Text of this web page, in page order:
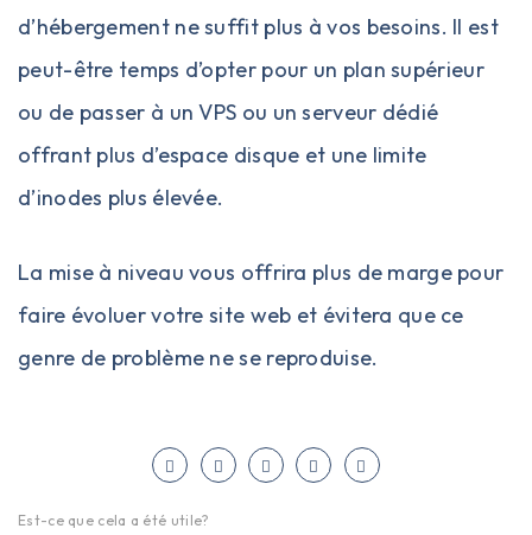
d’hébergement ne suffit plus à vos besoins. Il est
peut-être temps d’opter pour un plan supérieur
ou de passer à unVPS ou unserveur dédié
offrant plus d’espace disque et une limite
d’inodes plus élevée.
La mise à niveau vous offrira plus de marge pour
faire évoluer votre site web et évitera que ce
genre de problème ne se reproduise.
Est-ce que cela a été utile?